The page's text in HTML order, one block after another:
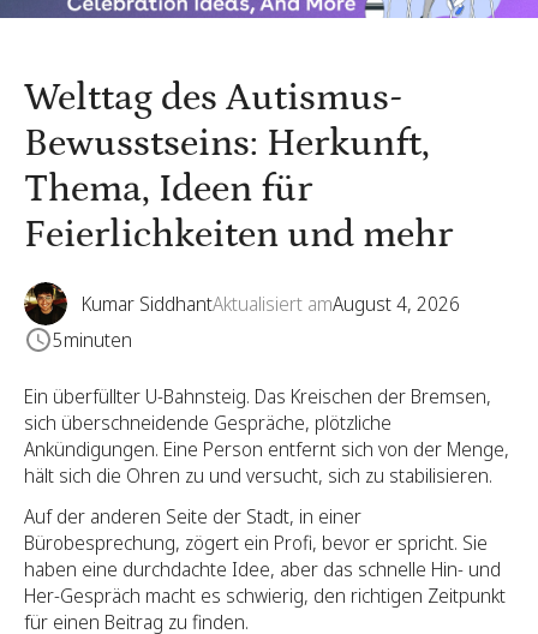
Welttag des Autismus-
Bewusstseins: Herkunft,
Thema, Ideen für
Feierlichkeiten und mehr
Kumar SiddhantAktualisiert amAugust 4, 2026
5minuten
Ein überfüllter U-Bahnsteig. Das Kreischen der Bremsen,
sich überschneidende Gespräche, plötzliche
Ankündigungen. Eine Person entfernt sich von der Menge,
hält sich die Ohren zu und versucht, sich zu stabilisieren.
Auf der anderen Seite der Stadt, in einer
Bürobesprechung, zögert ein Profi, bevor er spricht. Sie
haben eine durchdachte Idee, aber das schnelle Hin- und
Her-Gespräch macht es schwierig, den richtigen Zeitpunkt
für einen Beitrag zu finden.